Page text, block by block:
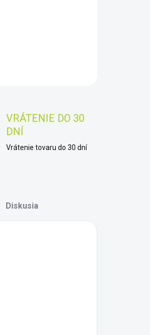
VRÁTENIE DO 30
DNÍ
Vrátenie tovaru do 30 dní
Diskusia